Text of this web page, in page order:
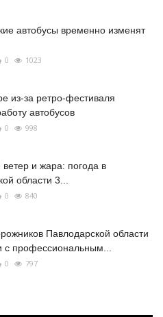
автобусы временно изменят
0 1023
из-за ретро-фестиваля
автобусов
0 998
и жара: погода в
области 3...
0 840
Павлодарской области
с профессиональным...
0 797